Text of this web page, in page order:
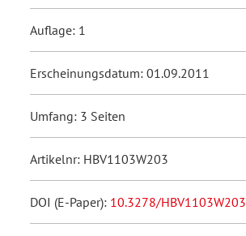
Auflage: 1
Erscheinungsdatum: 01.09.2011
Umfang: 3 Seiten
Artikelnr: HBV1103W203
DOI (E-Paper): 10.3278/HBV1103W203